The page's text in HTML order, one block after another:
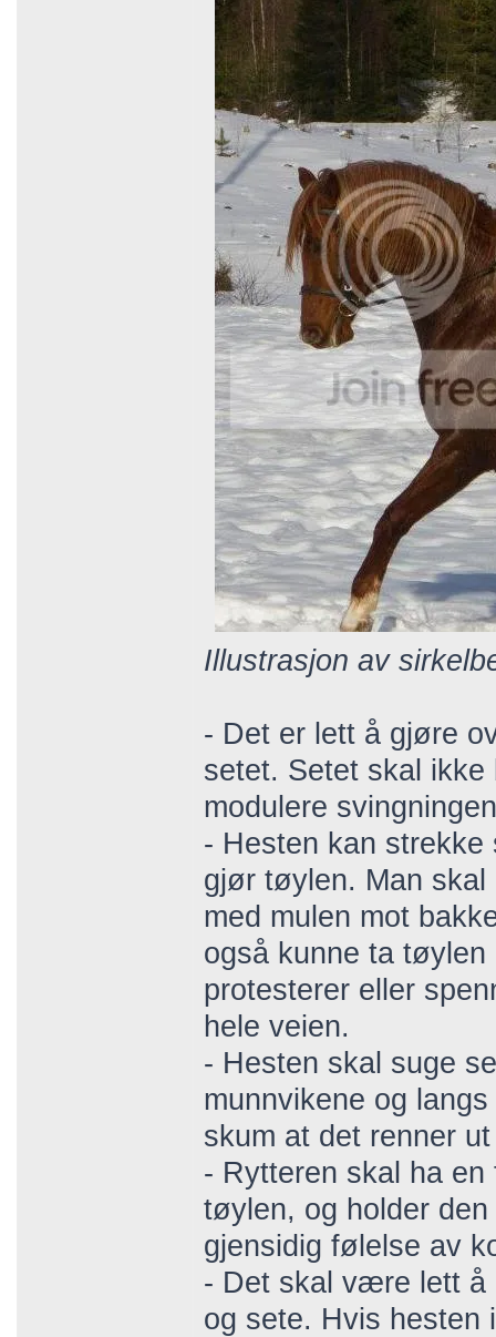
Illustrasjon av
- Det er lett å gjøre
setet. Setet skal ikke
modulere
- Hesten kan
gjør tøylen. Man
med mulen mot
også kunne ta
protesterer eller
hele veien.
- Hesten skal suge
munnvikene og
skum at det renner
- Rytteren skal ha
tøylen, og holder
gjensidig følelse av
- Det skal være lett å
og sete. Hvis hesten